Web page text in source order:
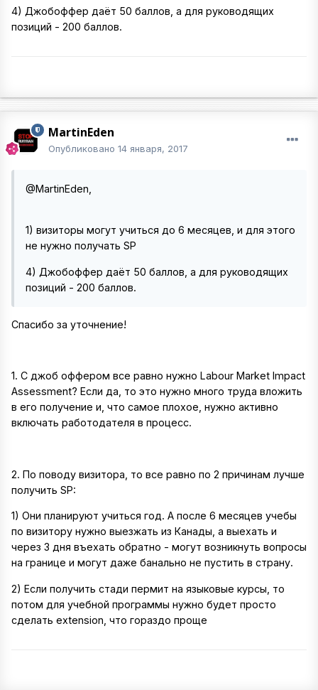
4) Джобоффер даёт 50 баллов, а для руководящих
позиций - 200 баллов.
MartinEden
Опубликовано 14 января, 2017
@MartinEden,
1) визиторы могут учиться до 6 месяцев, и для этого
не нужно получать SP
4) Джобоффер даёт 50 баллов, а для руководящих
позиций - 200 баллов.
Спасибо за уточнение!
1. С джоб оффером все равно нужно Labour Market Impact
Assessment? Если да, то это нужно много труда вложить
в его получение и, что самое плохое, нужно активно
включать работодателя в процесс.
2. По поводу визитора, то все равно по 2 причинам лучше
получить SP:
1) Они планируют учиться год. А после 6 месяцев учебы
по визитору нужно выезжать из Канады, а выехать и
через 3 дня въехать обратно - могут возникнуть вопросы
на границе и могут даже банально не пустить в страну.
2) Если получить стади пермит на языковые курсы, то
потом для учебной программы нужно будет просто
сделать extension, что гораздо проще